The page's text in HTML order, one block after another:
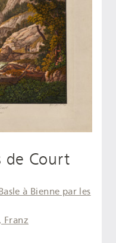
de Court
à Bienne par les
Franz